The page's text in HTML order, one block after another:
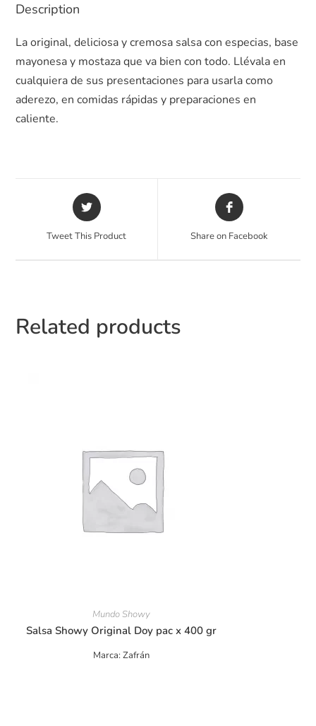
Description
La original, deliciosa y cremosa salsa con especias, base
mayonesa y mostaza que va bien con todo. Llévala en
cualquiera de sus presentaciones para usarla como
aderezo, en comidas rápidas y preparaciones en
caliente.
Tweet This Product Share on Facebook
Related products
Marca: Zafrán
Mundo Showy
Salsa Showy Original Doy pac x 400 gr